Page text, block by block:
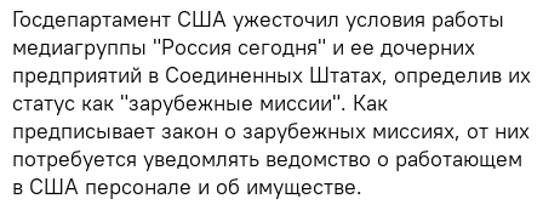
Госдепартамент США ужесточил условия работы
медиагруппы "Россия сегодня" и ее дочерних
предприятий в Соединенных Штатах, определив их
статус как "зарубежные миссии". Как
предписывает закон о зарубежных миссиях, от них
потребуется уведомлять ведомство о работающем
в США персонале и об имуществе.